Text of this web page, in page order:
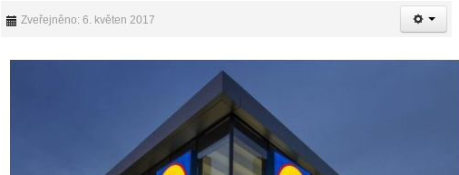
Zveřejněno: 6. květen 2017